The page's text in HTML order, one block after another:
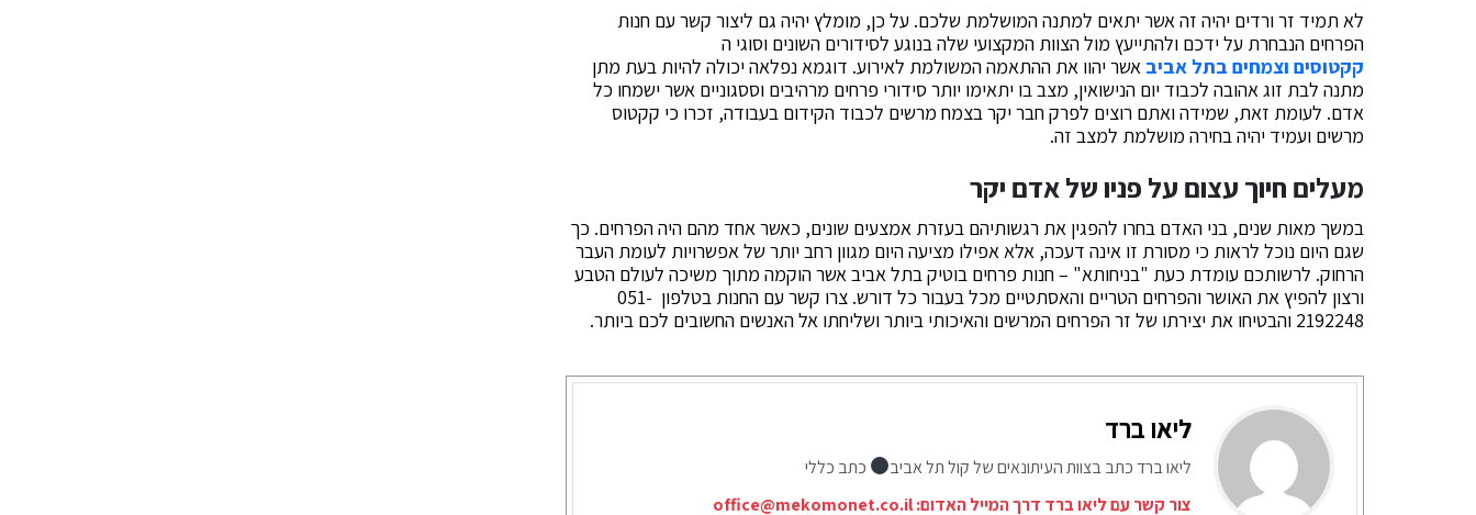
לא תמיד זר ורדים יהיה זה אשר יתאים למתנה המושלמת שלכם. על כן, מומלץ יהיה גם ליצור קשר עם חנות
הפרחים הנבחרת על ידכם ולהתייעץ מול הצוות המקצועי שלה בנוגע לסידורים השונים וסוגי ה
קקטוסים וצמחים בתל אביב אשר יהוו את ההתאמה המשולמת לאירוע. דוגמא נפלאה יכולה להיות בעת מתן
מתנה לבת זוג אהובה לכבוד יום הנישואין, מצב בו יתאימו יותר סידורי פרחים מרהיבים וססגוניים אשר ישמחו כל
אדם. לעומת זאת, שמידה ואתם רוצים לפרק חבר יקר בצמח מרשים לכבוד הקידום בעבודה, זכרו כי קקטוס
מרשים ועמיד יהיה בחירה מושלמת למצב זה.
מעלים חיוך עצום על פניו של אדם יקר
במשך מאות שנים, בני האדם בחרו להפגין את רגשותיהם בעזרת אמצעים שונים, כאשר אחד מהם היה הפרחים. כך
שגם היום נוכל לראות כי מסורת זו אינה דעכה, אלא אפילו מציעה היום מגוון רחב יותר של אפשרויות לעומת העבר
הרחוק. לרשותכם עומדת כעת "בניחותא" – חנות פרחים בוטיק בתל אביב אשר הוקמה מתוך משיכה לעולם הטבע
ורצון להפיץ את האושר והפרחים הטריים והאסתטיים מכל בעבור כל דורש. צרו קשר עם החנות בטלפון 051-
2192248 והבטיחו את יצירתו של זר הפרחים המרשים והאיכותי ביותר ושליחתו אל האנשים החשובים לכם ביותר.
ליאו ברד
ליאו ברד כתב בצוות העיתונאים של קול תל אביב
כתב כללי
צור קשר עם ליאו ברד דרך המייל האדום:office@mekomonet.co.il